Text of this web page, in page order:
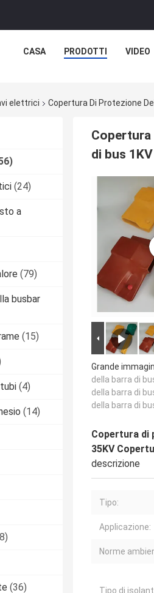
CASA PRODOTTI VIDEO
elettrici Copertura Di Protezione
(24)
a
(79)
busbar
(15)
(4)
(14)
(36)
Copertura
di bus
Grande
della barra di
della barra di
della barra di
Copertura di
35KV
descrizione
Tipo:
Applicazione:
Norme
Tipo di